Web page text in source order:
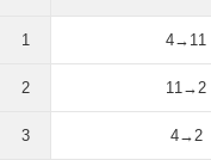
1 4→11
2 11→2
3 4→2